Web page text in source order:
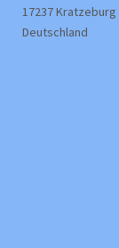
17237 Kratzeburg
Deutschland